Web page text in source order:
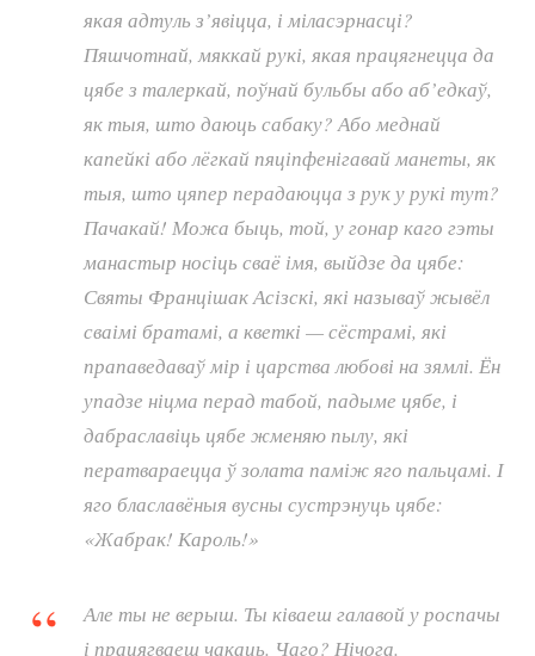
якая адтуль з’явіцца, і міласэрнасці?
Пяшчотнай, мяккай рукі, якая працягнецца да
цябе з талеркай, поўнай бульбы або аб’едкаў,
як тыя, што даюць сабаку? Або меднай
капейкі або лёгкай пяціпфенігавай манеты, як
тыя, што цяпер перадаюцца з рук у рукі тут?
Пачакай! Можа быць, той, у гонар каго гэты
манастыр носіць сваё імя, выйдзе да цябе:
Святы Францішак Асізскі, які называў жывёл
сваімі братамі, а кветкі — сёстрамі, які
прапаведаваў мір і царства любові на зямлі. Ён
упадзе ніцма перад табой, падыме цябе, і
дабраславіць цябе жменяю пылу, які
ператвараецца ў золата паміж яго пальцамі. І
яго блаславёныя вусны сустрэнуць цябе:
«Жабрак! Кароль!»
Але ты не верыш. Ты ківаеш галавой у роспачы
і працягваеш чакаць. Чаго? Нічога.